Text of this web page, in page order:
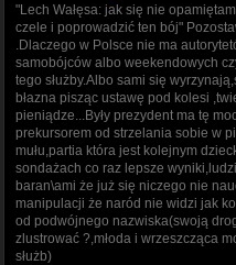
"Lech Wałęsa: jak się nie
czele i poprowadzić ten bój"
.Dlaczego w Polsce nie ma
samobójców albo weekendowych
tego służby.Albo sami się
błazna pisząc ustawę pod kolesi
pieniądze...Były prezydent ma tę
prekursorem od strzelania sobie w
mułu,partia która jest kolejnym
sondażach co raz lepsze
baran\ami że już się niczego nie
manipulacji że naród nie widzi jak
od podwójnego nazwiska(swoją
zlustrować ?,młoda i wrzeszcząca
służb)